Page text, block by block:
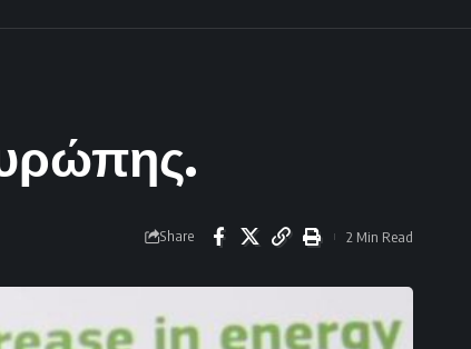
Share 2 Min Read